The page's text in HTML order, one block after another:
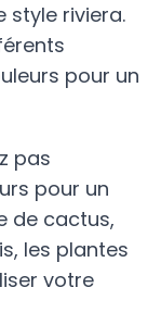
style riviera.
pour un
pas
pour un
de cactus,
les plantes
votre